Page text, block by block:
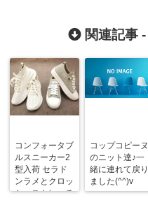
関連記事 -
コンフォータブ
ルスニーカー2
型入荷 セラド
ンラメとクロッ
シェストレッチ
コップコピーヌ
のニット達♪一
緒に連れて戻り
ました(^^)v